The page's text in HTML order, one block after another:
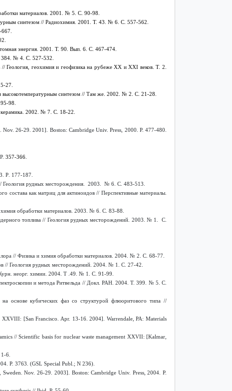
материалов. 2001. № 5. С. 90-98.
синтезом // Радиохимия. 2001. Т. 43. № 6. С. 557-562.
энергия. 2001. Т. 90. Вып. 6. С. 467-474.
384. № 4. C . 527-532.
Геология, геохимия и геофизика на рубеже XX и XXI веков. Т. 2.
27.
синтезом // Там же. 2002. № 2. С. 21-28.
98.
керамика. 2002. № 7. С. 18-22.
26-29. 2001]. Boston: Cambridge Univ. Press, 2000. P. 477-480.
P. 357-366.
P . 177-187.
Геология рудных месторождения. 2003. № 6. С. 483-513.
состава как матриц для актиноидов // Перспективные материалы.
обработки материалов. 2003. № 6. C. 83-88.
топлива // Геология рудных месторождений. 2003. № 1. С.
// Физика и химия обработки материалов. 2004. № 2. С. 68-77.
// Геология рудных месторождений. 2004. № 1. С. 27-42.
неорг. химии. 2004. Т .49. № 1. С. 91-99.
и метода Ритвельда // Докл. РАН. 2004. Т. 399. № 5. С.
основе кубических фаз со структурой флюоритового типа //
[San Francisco. Apr. 13-16. 2004]. Warrendale, PA: Materials
// Scientific basis for nuclear waste management XXVII: [Kalmar,
6.
P. 3763. (GSL Special Publ.; N 236).
Nov. 26-29. 2003]. Boston: Cambridge Univ. Press, 2004. P.